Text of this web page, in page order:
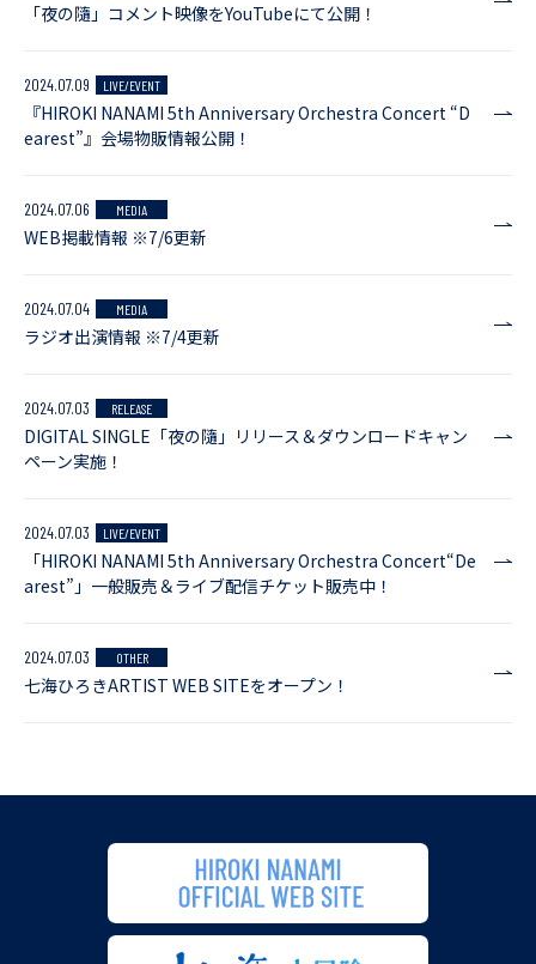
「夜の隨」コメント映像をYouTubeにて公開！
2024.07.09 LIVE/EVENT
『HIROKI NANAMI 5th Anniversary Orchestra Concert “D
earest”』会場物販情報公開！
2024.07.06 MEDIA
WEB掲載情報 ※7/6更新
2024.07.04 MEDIA
ラジオ出演情報 ※7/4更新
2024.07.03 RELEASE
DIGITAL SINGLE「夜の隨」リリース＆ダウンロードキャン
ペーン実施！
2024.07.03 LIVE/EVENT
「HIROKI NANAMI 5th Anniversary Orchestra Concert“De
arest”」一般販売＆ライブ配信チケット販売中！
2024.07.03 OTHER
七海ひろきARTIST WEB SITEをオープン！